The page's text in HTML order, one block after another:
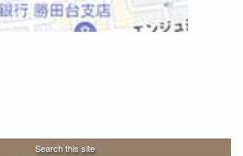
Search this site